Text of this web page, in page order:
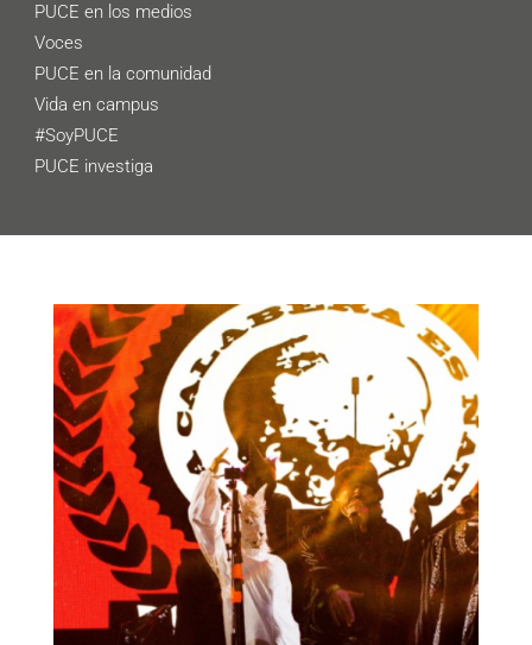
PUCE en los medios
Voces
PUCE en la comunidad
Vida en campus
#SoyPUCE
PUCE investiga